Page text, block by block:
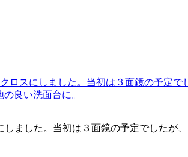
ました。当初は３面鏡の予定でしたが、